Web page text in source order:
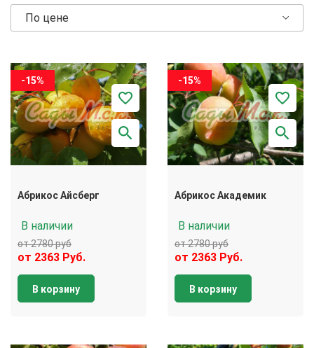
По цене
-15%
Абрикос Айсберг
В наличии
от 2780 руб
от 2363 Руб.
В корзину
-15%
Абрикос Академик
В наличии
от 2780 руб
от 2363 Руб.
В корзину